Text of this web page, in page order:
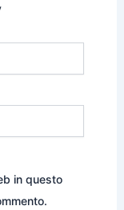
in questo